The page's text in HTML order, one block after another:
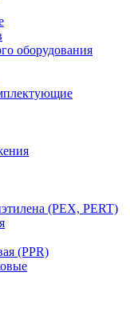
оборудования
(PEX, PERT)
(PPR)